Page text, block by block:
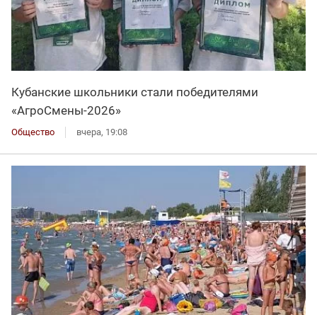
Кубанские школьники стали победителями
«АгроСмены-2026»
Общество вчера, 19:08